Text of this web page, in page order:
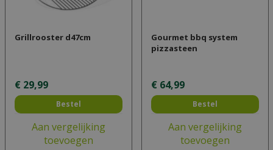
Grillrooster d47cm
€ 29,99
Bestel
Aan vergelijking
toevoegen
Gourmet bbq system
pizzasteen
€ 64,99
Bestel
Aan vergelijking
toevoegen